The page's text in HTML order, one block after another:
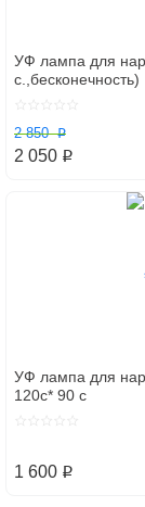
УФ лампа для
с.,бесконечность)
2 850 p
2 050 p
УФ лампа для
120с* 90 с
1 600 p